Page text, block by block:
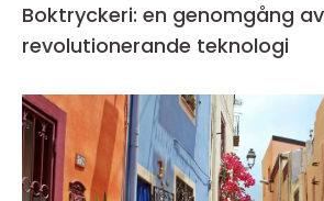
Boktryckeri: en genomgång
revolutionerande teknologi